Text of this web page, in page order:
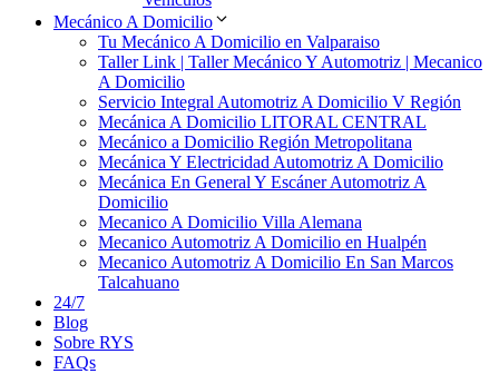
Mecánico A Domicilio
Tu Mecánico A Domicilio en Valparaiso
Taller Link | Taller Mecánico Y Automotriz | Mecanico
A Domicilio
Servicio Integral Automotriz A Domicilio V Región
Mecánica A Domicilio LITORAL CENTRAL
Mecánico a Domicilio Región Metropolitana
Mecánica Y Electricidad Automotriz A Domicilio
Mecánica En General Y Escáner Automotriz A
Domicilio
Mecanico A Domicilio Villa Alemana
Mecanico Automotriz A Domicilio en Hualpén
Mecanico Automotriz A Domicilio En San Marcos
Talcahuano
24/7
Blog
Sobre RYS
FAQs